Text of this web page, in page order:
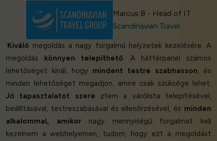
Marcus B - Head of IT
Scandinavian Travel
‘Kiváló megoldás a nagy forgalmú helyzetek kezelésére. A
megoldás könnyen telepíthető. A háttérpanel számos
lehetőséget kínál, hogy mindent testre szabhasson, és
minden lehetőséget megadjon, amire csak szüksége lehet.
Jó tapasztalatot szere ztem a várólista telepítésével,
beállításával, testreszabásával és ellenőrzésével, és minden
alkalommal, amikornagy mennyiségű forgalmat kell
kezelnem a webhelyemen, tudom, hogy ezt a megoldást